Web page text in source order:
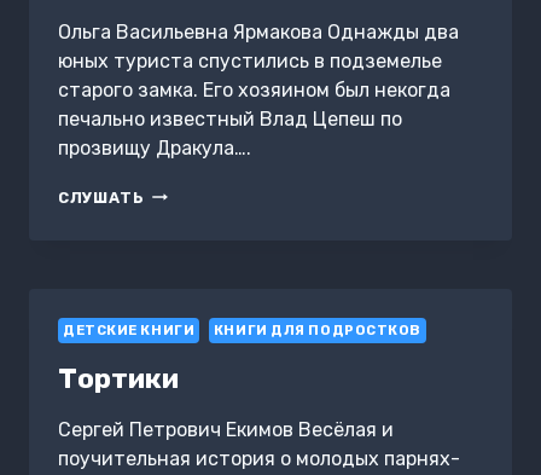
Ольга Васильевна Ярмакова Однажды два
юных туриста спустились в подземелье
старого замка. Его хозяином был некогда
печально известный Влад Цепеш по
прозвищу Дракула….
СЛУШАТЬ ГРАФ
ДЕТСКИЕ КНИГИ КНИГИ ДЛЯ ПОДРОСТКОВ
Тортики
Сергей Петрович Екимов Весёлая и
поучительная история о молодых парнях-